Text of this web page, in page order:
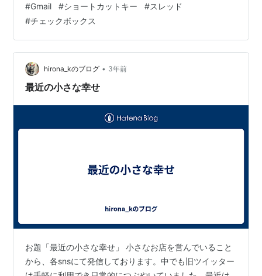
けをしたりとか古池や配信停止など色々とやらないこと
があるもののジーメールの操作方法がよく分かっていな
いということもあり手をつけては頓挫ということを繰り
返していた。 で今回とある重要なメールが来てるかもし
れないし見てないかもしれないという中途半端な状態に
なってしまったのだけどもそのメールを探…
#Gmail #ショートカットキー #スレッド
#チェックボックス
hirona_kのブログ • 3年前
最近の小さな幸せ
お題「最近の小さな幸せ」 小さなお店を営んでいること
から、各snsにて発信しております。中でも旧ツイッター